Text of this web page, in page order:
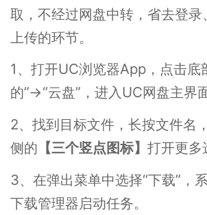
取，不经过网盘中转，省去登录
上传的环节。
1、打开UC浏览器App，点击底
的”→“云盘”，进入UC网盘主界面
2、找到目标文件，长按文件名
侧的 【三个竖点图标】打开更多
3、在弹出菜单中选择“下载”，
下载管理器启动任务。